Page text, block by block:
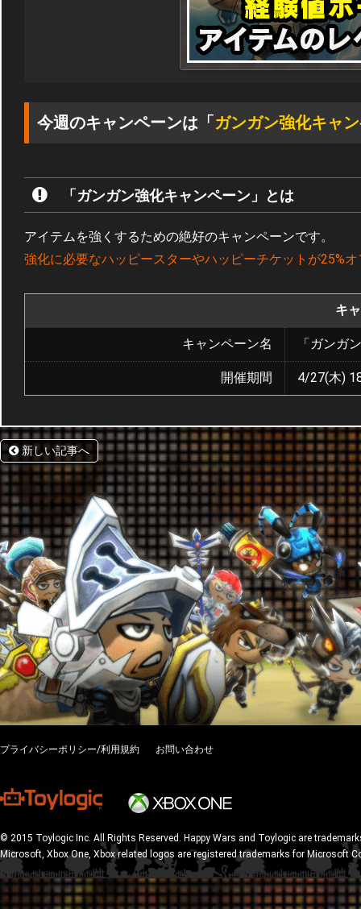
今週のキャンペーンは「 ガンガン強化キャ
「ガンガン強化キャンペーン」とは
アイテムを強くするための絶好のキャンペーンです。
強化に必要なハッピースターやハッピーチケットが25%
キ
キャンペーン名 「ガンガ
開催期間 4/27(木)
新しい記事へ
プライバシーポリシー/利用規約 お問い合わせ
© 2015 Toylogic Inc. All Rights Reserved. Happy Wars and Toylogic are
Microsoft, Xbox One, Xbox related logos are registered trademarks for Microsoft